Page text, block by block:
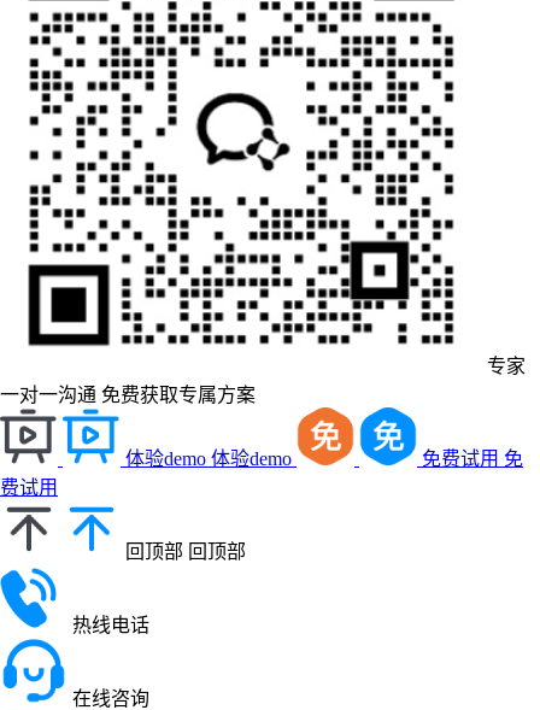
专家
一对一沟通 免费获取专属方案
体验demo 体验demo 免费试用 免
费试用
回顶部 回顶部
热线电话
在线咨询